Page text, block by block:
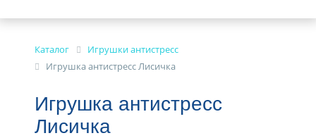
Каталог
Игрушки антистресс
Игрушка антистресс Лисичка
Игрушка антистресс
Лисичка